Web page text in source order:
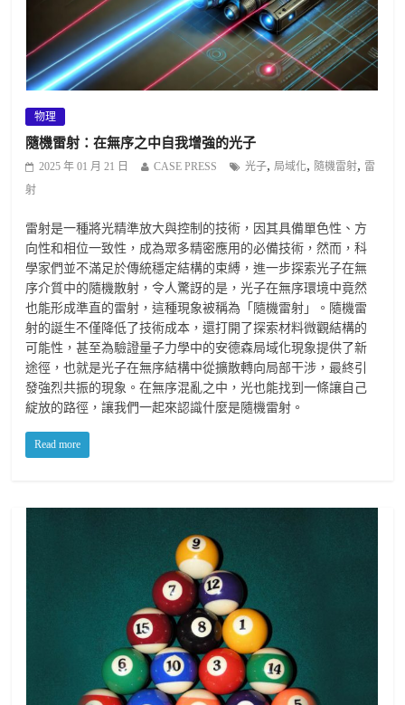
物理
隨機雷射：在無序之中自我增強的光子
2025 年 01 月 21 日 CASE PRESS 光子, 局域化, 隨機雷射, 雷
射
雷射是一種將光精準放大與控制的技術，因其具備單色性、方
向性和相位一致性，成為眾多精密應用的必備技術，然而，科
學家們並不滿足於傳統穩定結構的束縛，進一步探索光子在無
序介質中的隨機散射，令人驚訝的是，光子在無序環境中竟然
也能形成準直的雷射，這種現象被稱為「隨機雷射」。隨機雷
射的誕生不僅降低了技術成本，還打開了探索材料微觀結構的
可能性，甚至為驗證量子力學中的安德森局域化現象提供了新
途徑，也就是光子在無序結構中從擴散轉向局部干涉，最終引
發強烈共振的現象。在無序混亂之中，光也能找到一條讓自己
綻放的路徑，讓我們一起來認識什麼是隨機雷射。
Read more